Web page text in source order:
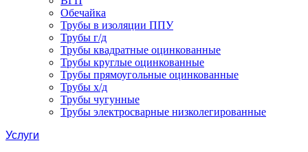
Обечайка
Трубы в изоляции ППУ
Трубы г/д
Трубы квадратные оцинкованные
Трубы круглые оцинкованные
Трубы прямоугольные оцинкованные
Трубы х/д
Трубы чугунные
Трубы электросварные низколегированные
Услуги